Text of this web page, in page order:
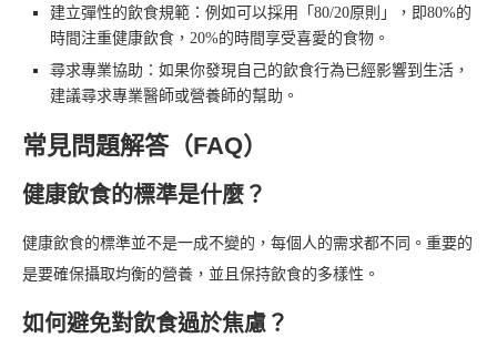
建立彈性的飲食規範：例如可以採用「80/20原則」，即80%的
時間注重健康飲食，20%的時間享受喜愛的食物。
尋求專業協助：如果你發現自己的飲食行為已經影響到生活，
建議尋求專業醫師或營養師的幫助。
常見問題解答（FAQ）
健康飲食的標準是什麼？
健康飲食的標準並不是一成不變的，每個人的需求都不同。重要的
是要確保攝取均衡的營養，並且保持飲食的多樣性。
如何避免對飲食過於焦慮？